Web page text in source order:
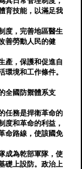
育技能，以滿足我
度，完善地區醫生
善勞動人民的健
產，保護和促進自
境和工作條件。
全國防禦體系支
任務是捍衛革命的
度和革命的利益，
命路線，使該國免
成為乾部軍隊，使
礎上設防。政治上